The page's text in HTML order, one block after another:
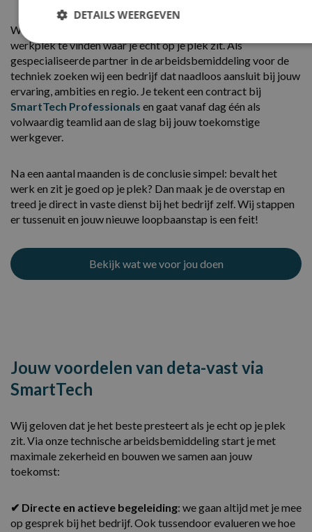
Werken via detavast is simpelweg de slimste manier om een
werkplek te vinden waar je écht op je plek zit.Als
gespecialiseerde partner in de arbeidsbemiddeling voor de
techniek zoeken wij een bedrijf dat naadloos aansluit bij jouw
ervaring, ambities en regio. Je tekent een contract bij
SmartTech Professionals en gaat vanaf dag één als
volwaardig teamlid aan de slag bij jouw toekomstige
werkgever.
Na een aantal maanden is de conclusie simpel: bevalt het
werk en zit je goed op je plek? Dan maak je de overstap en
treed je direct in vaste dienst bij het bedrijf zelf. Wij stappen
er tussenuit en jouw nieuwe loopbaanstap is een feit!
Bekijk wat we voor jou doen
Jouw voordelen van deta-vast via
SmartTech
Wij geloven dat je het beste presteert als je echt op je plek
zit. Via onze technische arbeidsbemiddeling start je met
maximale zekerheid en bouwen we samen aan jouw
toekomst:
✔ Directe en actieve begeleiding: we gaan altijd met je mee
op gesprek bij het bedrijf. Ook tussendoor evalueren we hoe
DETAILS WEERGEVEN